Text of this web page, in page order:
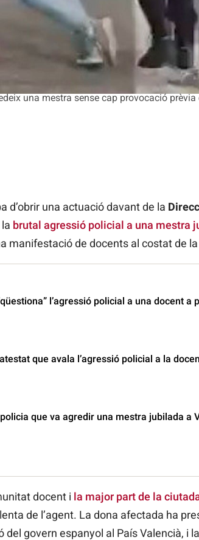
una mestra sense cap provocació
d’obrir una actuació davant de la
brutal agressió policial a una mestra
manifestació de docents al costat de la
l’agressió policial a una docent a
que avala l’agressió policial a la
que va agredir una mestra jubilada a
docent i la major part de la
de l’agent. La dona afectada ha
govern espanyol al País Valencià, i